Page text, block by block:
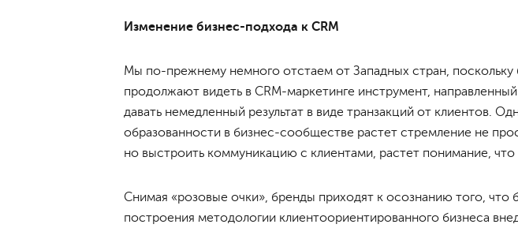
Изменение бизнес-подхода к CRM
Мы по-прежнему немного отстаем от Западных стран,
продолжают видеть в CRM-маркетинге инструмент,
давать немедленный результат в виде транзакций от клиентов.
образованности в бизнес-сообществе растет стремление не
но выстроить коммуникацию с клиентами, растет понимание, что
Снимая «розовые очки», бренды приходят к осознанию того, что
построения методологии клиентоориентированного бизнеса